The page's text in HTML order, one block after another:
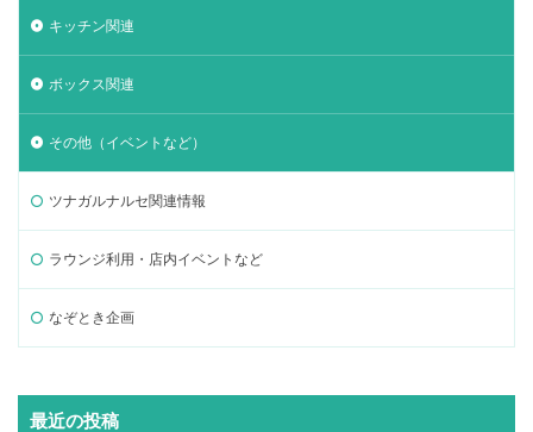
キッチン関連
ボックス関連
その他（イベントなど）
ツナガルナルセ関連情報
ラウンジ利用・店内イベントなど
なぞとき企画
最近の投稿